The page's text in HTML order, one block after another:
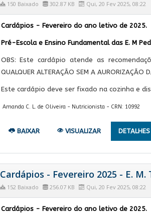
150 Baixado 302.87 KB Qui, 20 Fev 2025, 08:22
Cardápios - Fevereiro do ano letivo de 2025.
Pré-Escola e Ensino Fundamental das E. M
OBS: Este cardápio atende as
QUALQUER ALTERAÇÃO SEM A AURORIZAÇÃO
Este cardápio deve ser fixado na cozinha e
Amanda C. L. de Oliveira - Nutricionista - CRN: 10992
BAIXAR VISUALIZAR DETALHES
Cardápios - Fevereiro 2025 - E.
152 Baixado 256.07 KB Qui, 20 Fev 2025, 08:22
Cardápios - Fevereiro do ano letivo de 2025.